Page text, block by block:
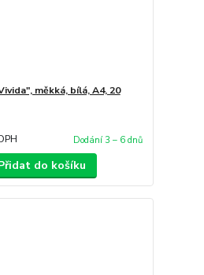
měkká, bílá, A4, 20
Dodání 3 – 6 dnů
do košíku